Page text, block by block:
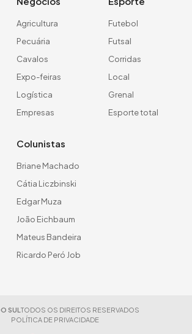
Agricultura
Pecuária
Cavalos
Expo-feiras
Logística
Empresas
Futebol
Futsal
Corridas
Local
Grenal
Esporte total
Colunistas
Briane Machado
Cátia Liczbinski
Edgar Muza
João Eichbaum
Mateus Bandeira
Ricardo Peró Job
SUL TODOS OS DIREITOS RESERVADOS
POLÍTICA DE PRIVACIDADE